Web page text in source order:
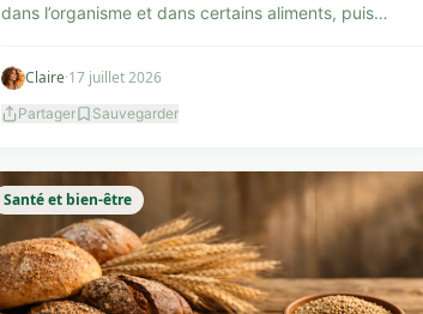
dans l’organisme et dans certains aliments, puis
Claire·17 juillet 2026
Partager Sauvegarder
Santé et bien-être